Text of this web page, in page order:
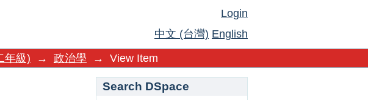
Login
中文 (台灣) English
年級) → 政治學 → View Item
Search DSpace